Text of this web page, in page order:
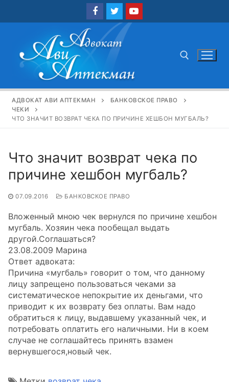
Найти:
АДВОКАТ АВИ АПТЕКМАН
БАНКОВСКОЕ ПРАВО
ЧЕКИ
ЧТО ЗНАЧИТ ВОЗВРАТ ЧЕКА ПО ПРИЧИНЕ ХЕШБОН МУГБАЛЬ?
Что значит возврат чека по
причине хешбон мугбаль?
07.09.2016 БАНКОВСКОЕ ПРАВО
Вложенный мною чек вернулся по причине хешбон
мугбаль. Хозяин чека пообещал выдать
другой.Соглашаться?
23.08.2009 Марина
Ответ адвоката:
Причина «мугбаль» говорит о том, что данному
лицу запрещено пользоваться чеками за
систематическое непокрытие их деньгами, что
приводит к их возврату без оплаты. Вам надо
обратиться к лицу, выдавшему указанный чек, и
потребовать оплатить его наличными. Ни в коем
случае не соглашайтесь принять взамен
вернувшегося,новый чек.